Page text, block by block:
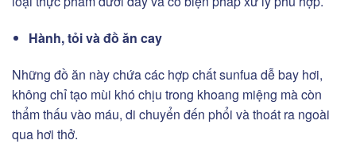
Hành, tỏi và đồ ăn cay
Những đồ ăn này chứa các hợp chất sunfua dễ bay hơi,
không chỉ tạo mùi khó chịu trong khoang miệng mà còn
thẩm thấu vào máu, di chuyển đến phổi và thoát ra ngoài
qua hơi thở.